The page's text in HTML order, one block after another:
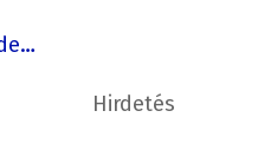
Hirdetés